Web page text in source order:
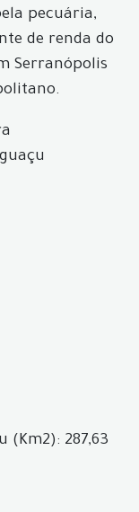
pecuária,
de renda do
Serranópolis
(Km2): 287,63